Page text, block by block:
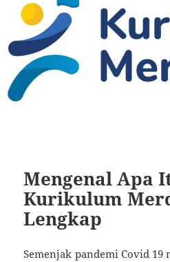
Mengenal Apa
Kurikulum
Lengkap
Semenjak pandemi Covid